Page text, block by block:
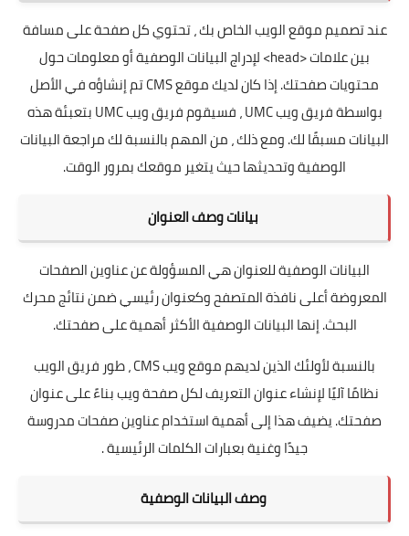
عند تصميم موقع الويب الخاص بك ، تحتوي كل صفحة على مسافة
بين علامات <head> لإدراج البيانات الوصفية أو معلومات حول
محتويات صفحتك. إذا كان لديك موقع CMS تم إنشاؤه في الأصل
بواسطة فريق ويب UMC ، فسيقوم فريق ويب UMC بتعبئة هذه
البيانات مسبقًا لك. ومع ذلك ، من المهم بالنسبة لك مراجعة البيانات
الوصفية وتحديثها حيث يتغير موقعك بمرور الوقت.
بيانات وصف العنوان
البيانات الوصفية للعنوان هي المسؤولة عن عناوين الصفحات
المعروضة أعلى نافذة المتصفح وكعنوان رئيسي ضمن نتائج محرك
البحث. إنها البيانات الوصفية الأكثر أهمية على صفحتك.
بالنسبة لأولئك الذين لديهم موقع ويب CMS ، طور فريق الويب
نظامًا آليًا لإنشاء عنوان التعريف لكل صفحة ويب بناءً على عنوان
صفحتك. يضيف هذا إلى أهمية استخدام عناوين صفحات مدروسة
جيدًا وغنية بعبارات الكلمات الرئيسية .
وصف البيانات الوصفية